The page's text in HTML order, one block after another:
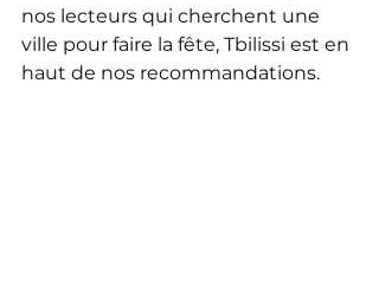
nos lecteurs qui cherchent une
ville pour faire la fête, Tbilissi est en
haut de nos recommandations.